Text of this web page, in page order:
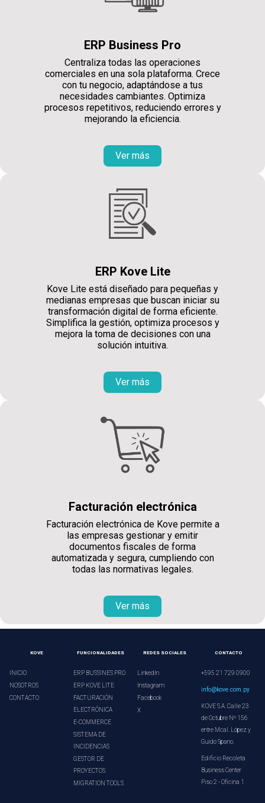
ERP Business Pro
Centraliza todas las operaciones
comerciales en una sola plataforma. Crece
con tu negocio, adaptándose a tus
necesidades cambiantes. Optimiza
procesos repetitivos, reduciendo errores y
mejorando la eficiencia.
Ver más
ERP Kove Lite
Kove Lite está diseñado para pequeñas y
medianas empresas que buscan iniciar su
transformación digital de forma eficiente.
Simplifica la gestión, optimiza procesos y
mejora la toma de decisiones con una
solución intuitiva.
Ver más
Facturación electrónica
Facturación electrónica de Kove permite a
las empresas gestionar y emitir
documentos fiscales de forma
automatizada y segura, cumpliendo con
todas las normativas legales.
Ver más
KOVE
INICIO
NOSOTROS
CONTACTO
FUNCIONALIDADES
ERP BUSSINES PRO
ERP KOVE LITE
FACTURACIÓN
ELECTRÓNICA
E-COMMERCE
SISTEMA DE
INCIDENCIAS
GESTOR DE
PROYECTOS
MIGRATION TOOLS
REDES SOCIALES
LinkedIn
Instagram
Facebook
X
CONTACTO
+595 21 729 0900
info@kove.com.py
KOVE S.A. Calle 23
de Octubre Nº 156
entre Mcal. López y
Guido Spano.
Edificio Recoleta
Business Center
Piso 2 - Oficina 1